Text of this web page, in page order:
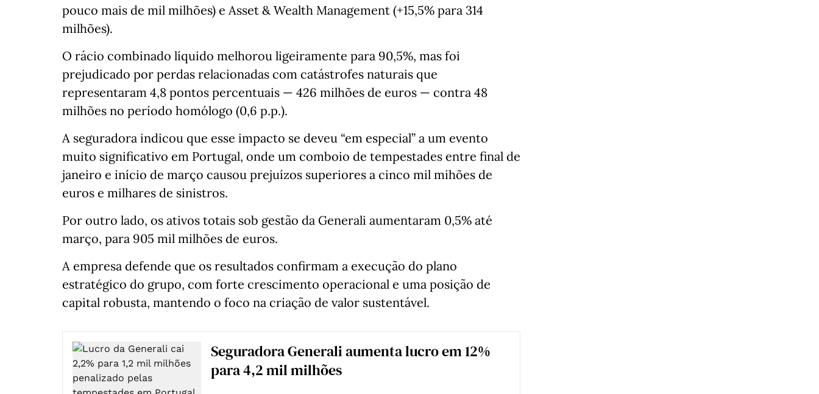
pouco mais de mil milhões) e Asset & Wealth Management (+15,5% para 314
milhões).
O rácio combinado líquido melhorou ligeiramente para 90,5%, mas foi
prejudicado por perdas relacionadas com catástrofes naturais que
representaram 4,8 pontos percentuais — 426 milhões de euros — contra 48
milhões no período homólogo (0,6 p.p.).
A seguradora indicou que esse impacto se deveu “em especial” a um evento
muito significativo em Portugal, onde um comboio de tempestades entre final de
janeiro e início de março causou prejuízos superiores a cinco mil mihões de
euros e milhares de sinistros.
Por outro lado, os ativos totais sob gestão da Generali aumentaram 0,5% até
março, para 905 mil milhões de euros.
A empresa defende que os resultados confirmam a execução do plano
estratégico do grupo, com forte crescimento operacional e uma posição de
capital robusta, mantendo o foco na criação de valor sustentável.
Seguradora Generali aumenta lucro em 12%
para 4,2 mil milhões